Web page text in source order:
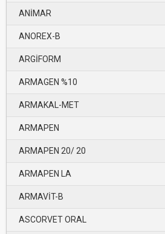
ANİMAR
ANOREX-B
ARGİFORM
ARMAGEN %10
ARMAKAL-MET
ARMAPEN
ARMAPEN 20/ 20
ARMAPEN LA
ARMAVİT-B
ASCORVET ORAL